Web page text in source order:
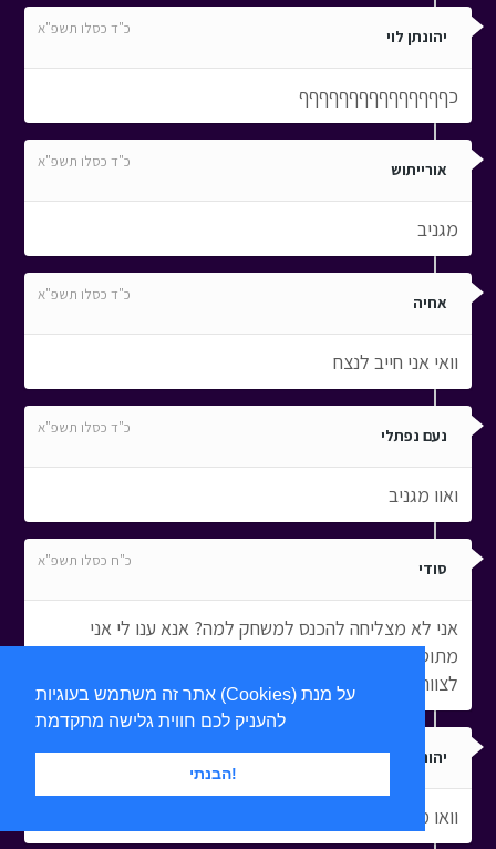
אתר זה משתמש בעוגיות (Cookies) על מנת
הבנתי!
יהונתן לוי כ"ד כסלו תשפ"א
כףףףףףףףףףףףףףףף
אורייתוש כ"ד כסלו תשפ"א
מגניב
אחיה כ"ד כסלו תשפ"א
וואי אני חייב לנצח
נעם נפתלי כ"ד כסלו תשפ"א
ואוו מגניב
סודי כ"ח כסלו תשפ"א
אני לא מצליחה להכנס למשחק למה? אנא ענו לי אני
מתוסכלת נורא מזה** תשובת מערכת האתר - פני בבקשה
לצוות התמיכה הטכנית דרך כפתור ה'צור קשר' שבאתר**
יהונתן כ"ח כסלו תשפ"א
וואו ממש טוב אבל ממש טוב